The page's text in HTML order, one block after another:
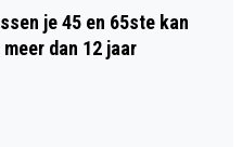
je 45 en 65ste kan
dan 12 jaar